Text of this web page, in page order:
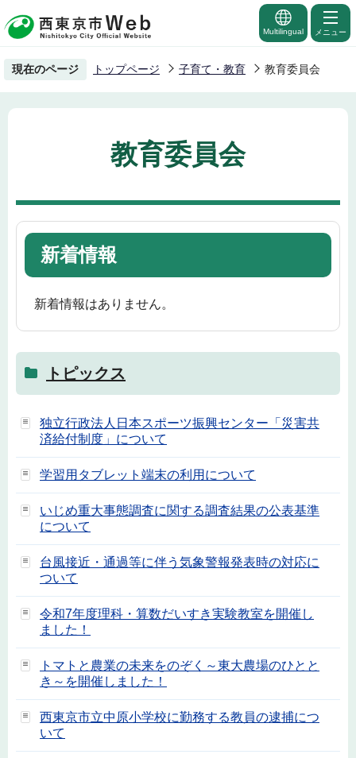
の
ー
ジ
Multilingual メニュー
現在のページ トップページ 子育て・教育 教育委員会
教育委員会
新着情報
新着情報はありません。
トピックス
独立行政法人日本スポーツ振興センター「災害共
済給付制度」について
学習用タブレット端末の利用について
いじめ重大事態調査に関する調査結果の公表基準
について
台風接近・通過等に伴う気象警報発表時の対応に
ついて
令和7年度理科・算数だいすき実験教室を開催し
ました！
トマトと農業の未来をのぞく～東大農場のひとと
き～を開催しました！
西東京市立中原小学校に勤務する教員の逮捕につ
いて